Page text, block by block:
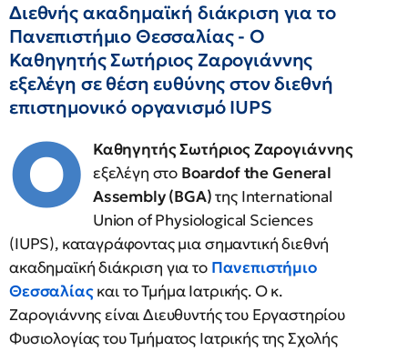
Διεθνής ακαδημαϊκή διάκριση για το
Πανεπιστήμιο Θεσσαλίας - Ο
Καθηγητής Σωτήριος Ζαρογιάννης
εξελέγη σε θέση ευθύνης στον διεθνή
επιστημονικό οργανισμό IUPS
Ο
Καθηγητής Σωτήριος Ζαρογιάννης
εξελέγη στο Boardof the General
Assembly (BGA)της International
Union of Physiological Sciences
(IUPS), καταγράφοντας μια σημαντική διεθνή
ακαδημαϊκή διάκριση για το Πανεπιστήμιο
Θεσσαλίαςκαι το Τμήμα Ιατρικής. Ο κ.
Ζαρογιάννης είναι Διευθυντής του Εργαστηρίου
Φυσιολογίας του Τμήματος Ιατρικής της Σχολής